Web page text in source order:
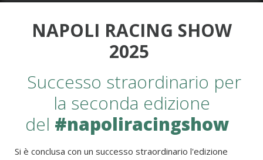
NAPOLI RACING SHOW
2025
Successo straordinario per
la seconda edizione
del #napoliracingshow
Si è conclusa con un successo straordinario l'edizione